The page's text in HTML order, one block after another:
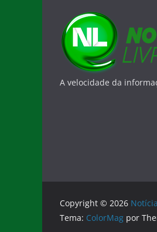
A velocidade da
Copyright © 2026
Tema: ColorMag por